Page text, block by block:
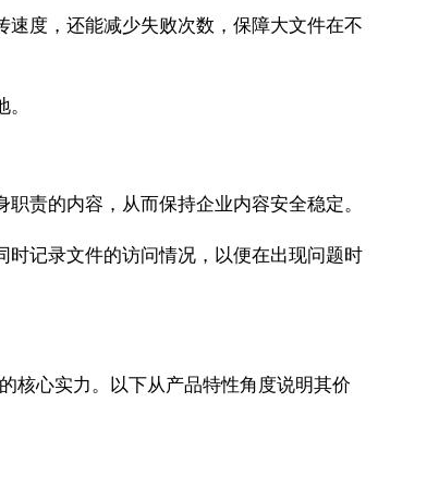
度，还能减少失败次数，保障大文件在不
责的内容，从而保持企业内容安全稳定。
记录文件的访问情况，以便在出现问题时
核心实力。以下从产品特性角度说明其价